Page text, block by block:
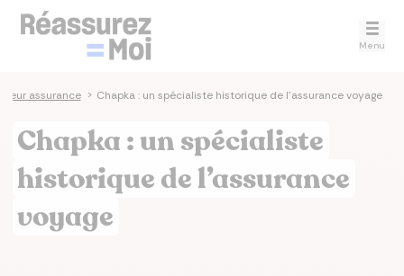
Menu
assurance > Chapka : un spécialiste historique de l’assurance voyage
Chapka : un spécialiste
historique de l’assurance
voyage